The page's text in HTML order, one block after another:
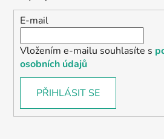
E-mail
Vložením e-mailu souhlasíte s
osobních údajů
PŘIHLÁSIT SE